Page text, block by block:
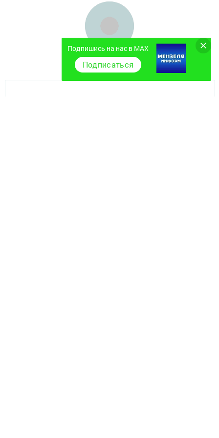
Подпишись на нас в MAX
Подписаться